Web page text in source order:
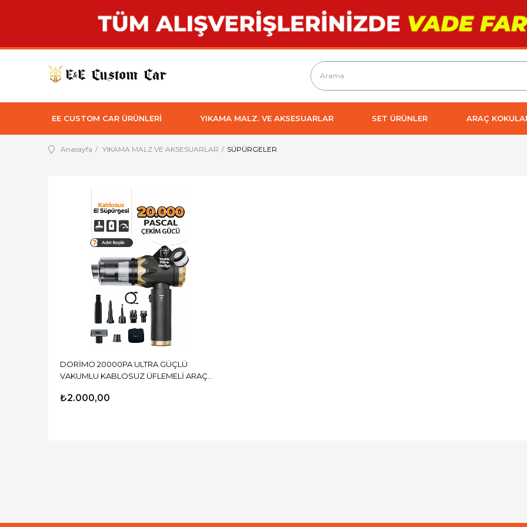
EE CUSTOM CAR ÜRÜNLERİ YIKAMA MALZ. VE AKSESUARLAR SET ÜRÜNLER ARAÇ
Anasayfa YIKAMA MALZ VE AKSESUARLAR SÜPÜRGELER
DORİMO 20000PA ULTRA GÜÇLÜ
VAKUMLU KABLOSUZ ÜFLEMELİ ARAÇ
₺2.000,00